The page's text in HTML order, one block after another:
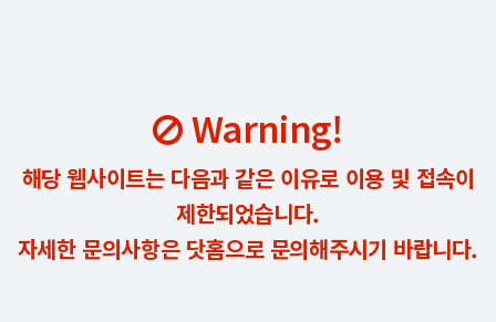
Warning!
해당 웹사이트는 다음과 같은 이유로 이용 및 접속이
제한되었습니다.
자세한 문의사항은 닷홈으로 문의해주시기 바랍니다.